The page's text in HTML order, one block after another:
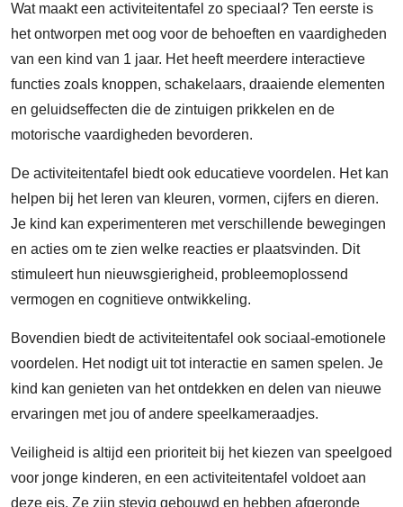
Wat maakt een activiteitentafel zo speciaal? Ten eerste is
het ontworpen met oog voor de behoeften en vaardigheden
van een kind van 1 jaar. Het heeft meerdere interactieve
functies zoals knoppen, schakelaars, draaiende elementen
en geluidseffecten die de zintuigen prikkelen en de
motorische vaardigheden bevorderen.
De activiteitentafel biedt ook educatieve voordelen. Het kan
helpen bij het leren van kleuren, vormen, cijfers en dieren.
Je kind kan experimenteren met verschillende bewegingen
en acties om te zien welke reacties er plaatsvinden. Dit
stimuleert hun nieuwsgierigheid, probleemoplossend
vermogen en cognitieve ontwikkeling.
Bovendien biedt de activiteitentafel ook sociaal-emotionele
voordelen. Het nodigt uit tot interactie en samen spelen. Je
kind kan genieten van het ontdekken en delen van nieuwe
ervaringen met jou of andere speelkameraadjes.
Veiligheid is altijd een prioriteit bij het kiezen van speelgoed
voor jonge kinderen, en een activiteitentafel voldoet aan
deze eis. Ze zijn stevig gebouwd en hebben afgeronde